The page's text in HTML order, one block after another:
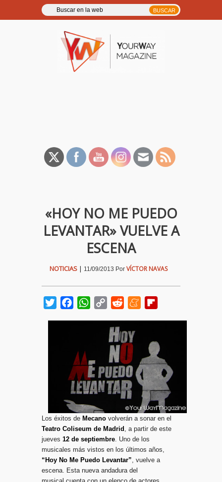
«HOY NO ME PUEDO
LEVANTAR» VUELVE A
ESCENA
NOTICIAS | 11/09/2013 Por VÍCTOR NAVAS
TwitterFacebookWhatsApp
Copy
Reddit Meneame
Los éxitos de Mecano volverán a sonar en el
Teatro Coliseum de Madrid , a partir de este
jueves 12 de septiembre. Uno de los
musicales más vistos en los últimos años,
“Hoy No Me Puedo Levantar”, vuelve a
escena. Esta nueva andadura del